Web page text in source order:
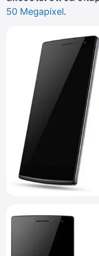
50 Megapixel.